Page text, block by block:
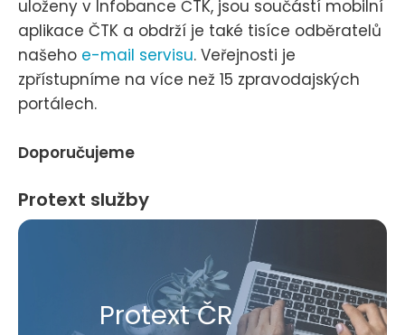
uloženy v Infobance ČTK, jsou součástí mobilní
aplikace ČTK a obdrží je také tisíce odběratelů
našeho e-mail servisu. Veřejnosti je
zpřístupníme na více než 15 zpravodajských
portálech.
Doporučujeme
Protext služby
Protext ČR